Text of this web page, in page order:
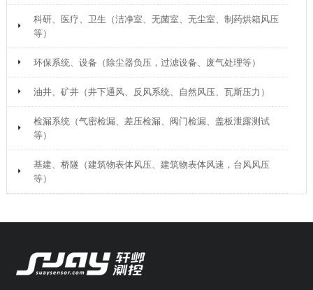
科研、医疗、卫生（洁净室、无菌室、无尘室、制药烘箱风压
等）
环保系统、设备（除尘器负压，过滤设备、废气处理等）
油井、矿井（井下通风、反风系统、自然风压、瓦斯压力）
检漏系统（气密检漏、差压检漏、阀门检漏、盖板泄露测试
等）
基建、桥隧（建筑物表体风压、建筑物表体风速，台风风压
等）